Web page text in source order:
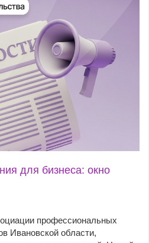
для бизнеса: окно
профессиональных
Ивановской области,